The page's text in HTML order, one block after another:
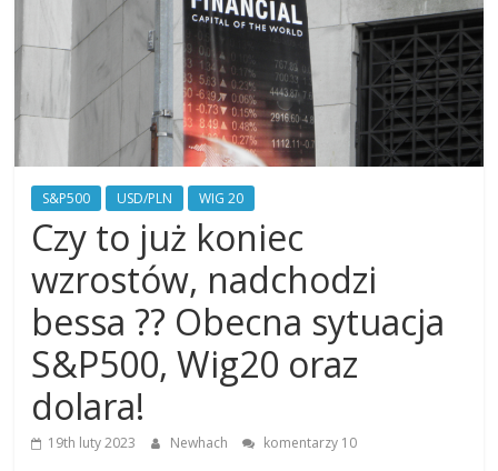
Analizy
Finansowe
Analiza
rynku
giełdowego,
walut,
wykresy
giełdowe,
artykuły,
forum.
Analizy
w
oparciu
o
teorię
S&P500 USD/PLN WIG 20
Czy to już koniec
wzrostów, nadchodzi
bessa ?? Obecna sytuacja
S&P500, Wig20 oraz
dolara!
19th luty 2023 Newhach komentarzy 10